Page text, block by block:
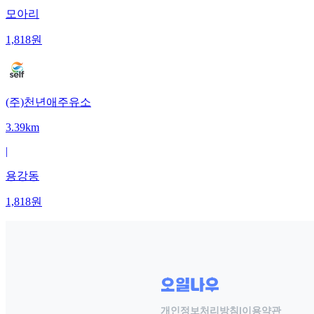
모아리
1,818원
(주)천년애주유소
3.39km
|
용강동
1,818원
개인정보처리방침 |이용약관